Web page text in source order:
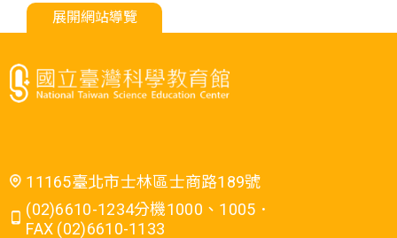
展開網站導覽
11165臺北市士林區士商路189號
(02)6610-1234分機1000、1005．
FAX (02)6610-1133